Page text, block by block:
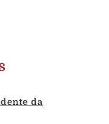
da